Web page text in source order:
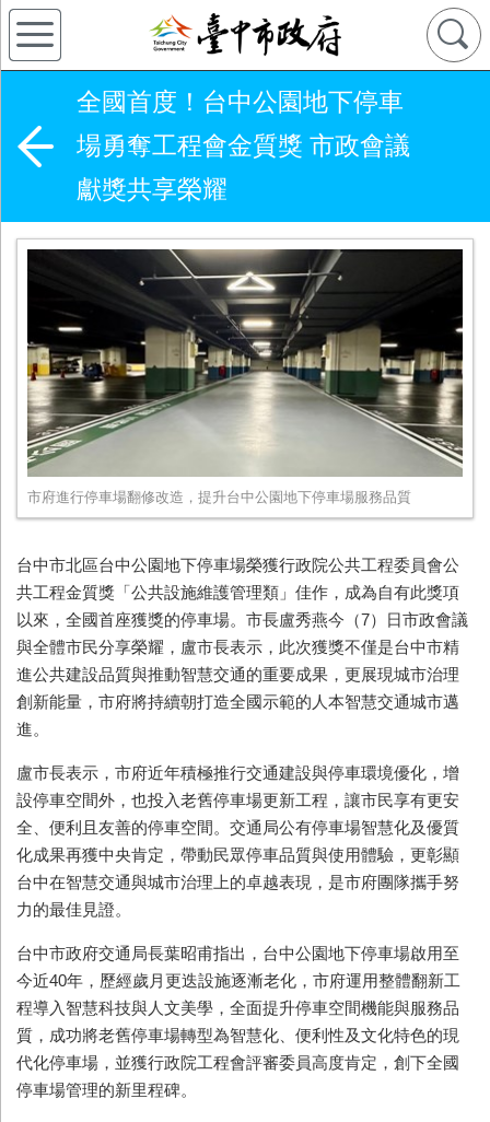
全國首度！台中公園地下停車
場勇奪工程會金質獎 市政會議
獻獎共享榮耀
市府進行停車場翻修改造，提升台中公園地下停車場服務品質
台中市北區台中公園地下停車場榮獲行政院公共工程委員會公
共工程金質獎「公共設施維護管理類」佳作，成為自有此獎項
以來，全國首座獲獎的停車場。市長盧秀燕今（7）日市政會議
與全體市民分享榮耀，盧市長表示，此次獲獎不僅是台中市精
進公共建設品質與推動智慧交通的重要成果，更展現城市治理
創新能量，市府將持續朝打造全國示範的人本智慧交通城市邁
進。
盧市長表示，市府近年積極推行交通建設與停車環境優化，增
設停車空間外，也投入老舊停車場更新工程，讓市民享有更安
全、便利且友善的停車空間。交通局公有停車場智慧化及優質
化成果再獲中央肯定，帶動民眾停車品質與使用體驗，更彰顯
台中在智慧交通與城市治理上的卓越表現，是市府團隊攜手努
力的最佳見證。
台中市政府交通局長葉昭甫指出，台中公園地下停車場啟用至
今近40年，歷經歲月更迭設施逐漸老化，市府運用整體翻新工
程導入智慧科技與人文美學，全面提升停車空間機能與服務品
質，成功將老舊停車場轉型為智慧化、便利性及文化特色的現
代化停車場，並獲行政院工程會評審委員高度肯定，創下全國
停車場管理的新里程碑。